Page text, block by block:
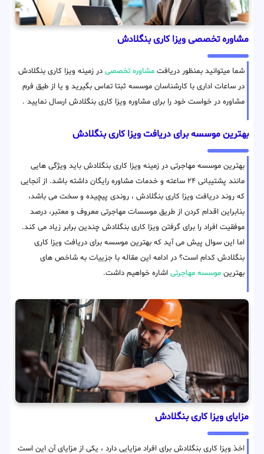
مشاوره تخصصی ویزا کاری بنگلادش
شما میتوانید بمنظور دریافت مشاوره تخصصی در زمینه ویزا کاری بنگلادش
در ساعات اداری با کارشناسان موسسه ثبتا تماس بگیرید و یا از طیق فرم
مشاوره در خواست خود را برای مشاوره ویزا کاری بنگلادش ارسال نمایید .
بهترین موسسه برای دریافت ویزا کاری بنگلادش
بهترین موسسه مهاجرتی در زمینه ویزا کاری بنگلادش باید ویژگی هایی
مانند پشتیبانی ۲۴ ساعته و خدمات مشاوره رایگان داشته باشد. از آنجایی
که روند دریافت ویزا کاری بنگلادش ، روندی پیچیده و سخت می باشد،
بنابراین اقدام کردن از طریق موسسات مهاجرتی معروف و معتبر، درصد
موفقیت افراد را برای گرفتن ویزا کاری بنگلادش چندین برابر زیاد می کند.
اما این سوال پیش می آید که بهترین موسسه برای دریافت ویزا کاری
بنگلادش کدام است؟ در ادامه این مقاله با جزییات به شاخص های
بهترین موسسه مهاجرتی اشاره خواهیم داشت.
مزایای ویزا کاری بنگلادش
اخذ ویزا کاری بنگلادش برای افراد مزایایی دارد ، یکی از مزایای آن این است